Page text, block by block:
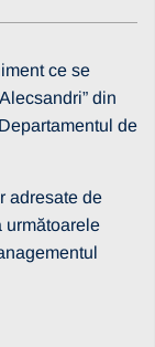
ce se
din
de
adresate de
următoarele